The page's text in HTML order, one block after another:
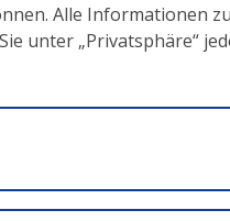
zur
Alle Informationen
unter „Privatsphäre“